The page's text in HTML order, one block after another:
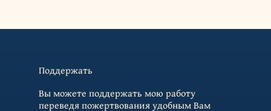
Поддержать
Вы можете поддержать мою работу
переведя пожертвования удобным Вам